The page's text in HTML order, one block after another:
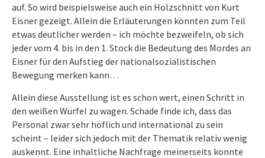
auf. So wird beispielsweise auch ein Holzschnitt von Kurt
Eisner gezeigt. Allein die Erläuterungen könnten zum Teil
etwas deutlicher werden – ich möchte bezweifeln, ob sich
jeder vom 4. bis in den 1. Stock die Bedeutung des Mordes an
Eisner für den Aufstieg der nationalsozialistischen
Bewegung merken kann…
Allein diese Ausstellung ist es schon wert, einen Schritt in
den weißen Würfel zu wagen. Schade finde ich, dass das
Personal zwar sehr höflich und international zu sein
scheint – leider sich jedoch mit der Thematik relativ wenig
auskennt. Eine inhaltliche Nachfrage meinerseits konnte